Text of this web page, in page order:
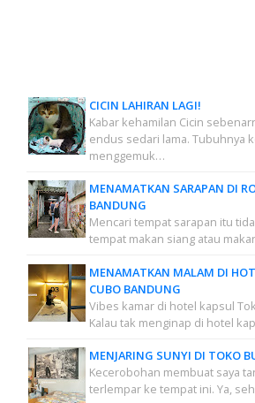
CICIN LAHIRAN LAGI!
Kabar kehamilan Cicin
endus sedari lama. Tubuhnya
menggemuk…
MENAMATKAN SARAPAN DI
BANDUNG
Mencari tempat sarapan itu
tempat makan siang atau
MENAMATKAN MALAM DI
CUBO BANDUNG
Vibes kamar di hotel kapsul
Kalau tak menginap di hotel
MENJARING SUNYI DI TOKO
Kecerobohan membuat saya
terlempar ke tempat ini. Ya,